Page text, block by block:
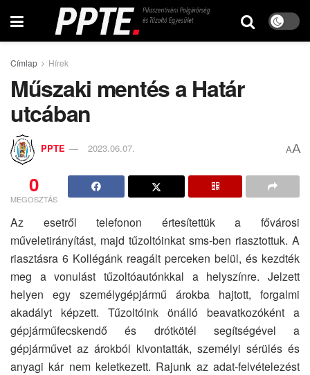
Címlap Hírek
Műszaki mentés a Határ
utcában
PPTE 2023.06.07. AA
0
MEGOSZTÁS
Az esetről telefonon értesítettük a fővárosi
műveletirányítást, majd tűzoltóinkat sms-ben riasztottuk. A
riasztásra 6 Kollégánk reagált perceken belül, és kezdték
meg a vonulást tűzoltóautónkkal a helyszínre. Jelzett
helyen egy személygépjármű árokba hajtott, forgalmi
akadályt képzett. Tűzoltóink önálló beavatkozóként a
gépjárműfecskendő és drótkötél segítségével a
gépjárművet az árokból kivontatták, személyi sérülés és
anyagi kár nem keletkezett. Rajunk az adat-felvételezést